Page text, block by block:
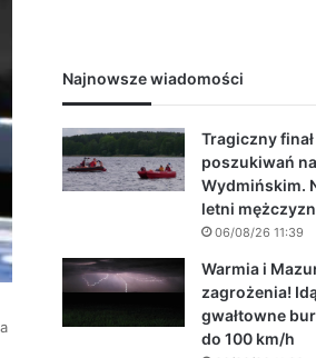
Najnowsze wiadomości
Tragiczny finał
poszukiwań
Wydmińskim.
letni
06/08/26 11:39
Warmia i
zagrożenia!
gwałtowne
do 100 km/h